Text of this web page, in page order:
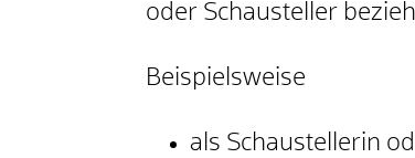
oder Schausteller
Beispielsweise
als Schaustellerin